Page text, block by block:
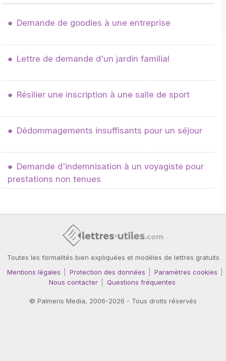
Demande de goodies à une entreprise
Lettre de demande d'un jardin familial
Résilier une inscription à une salle de sport
Dédommagements insuffisants pour un séjour
Demande d'indemnisation à un voyagiste pour
prestations non tenues
Toutes les formalités bien expliquées et modèles de lettres gratuits
Mentions légales
Protection des données
Paramètres cookies
Nous contacter
Questions fréquentes
© Palmeris Media, 2006-2026 - Tous droits réservés